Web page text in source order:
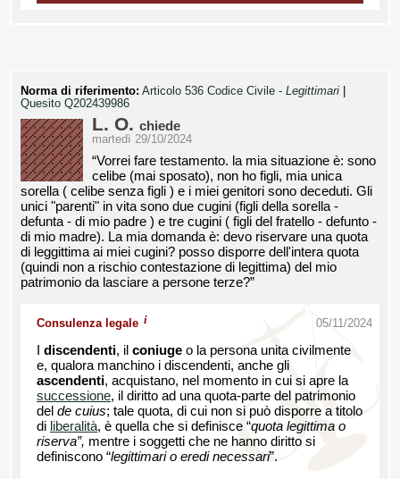
Norma di riferimento: Articolo 536 Codice Civile - Legittimari
Quesito Q202439986
L. O. chiede
martedì 29/10/2024
“Vorrei fare testamento. la mia situazione è: sono
celibe (mai sposato), non ho figli, mia unica
sorella ( celibe senza figli ) e i miei genitori sono deceduti. Gli
unici "parenti" in vita sono due cugini (figli della sorella -
defunta - di mio padre ) e tre cugini ( figli del fratello - defunto -
di mio madre). La mia domanda è: devo riservare una quota
di leggittima ai miei cugini? posso disporre dell'intera quota
(quindi non a rischio contestazione di legittima) del mio
patrimonio da lasciare a persone terze?”
Consulenza legale i 05/11/2024
discendenti, il coniuge o la persona unita civilmente
e, qualora manchino i discendenti, anche gli
ascendenti, acquistano, nel momento in cui si apre la
successione, il diritto ad una quota-parte del patrimonio
del de cuius; tale quota, di cui non si può disporre a titolo
di liberalità, è quella che si definisce “quota legittima o
riserva”, mentre i soggetti che ne hanno diritto si
definiscono “legittimari o eredi necessari”.